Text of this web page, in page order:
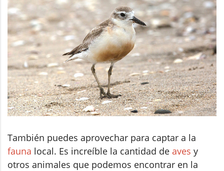
También puedes aprovechar para captar a la
fauna local. Es increíble la cantidad de aves y
otros animales que podemos encontrar en la